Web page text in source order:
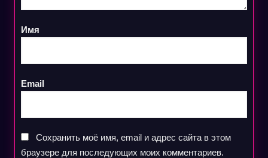
Имя
Email
Сохранить моё имя, email и адрес сайта в этом
браузере для последующих моих комментариев.